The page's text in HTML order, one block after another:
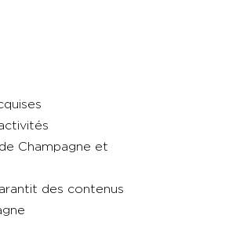
Champagne et
des contenus